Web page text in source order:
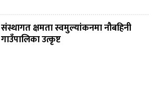
संस्थागत क्षमता स्वमुल्यांकनमा नौबहिनी
गाउँपालिका उत्कृष्ट